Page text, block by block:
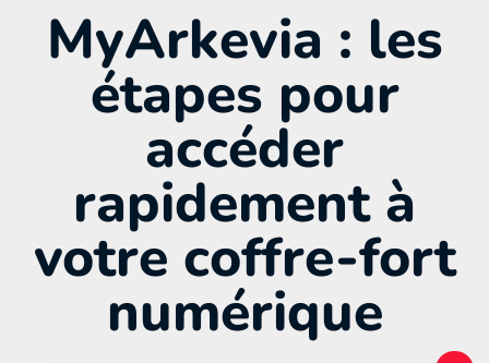
MyArkevia : les
étapes pour
accéder
rapidement à
votre coffre-fort
numérique